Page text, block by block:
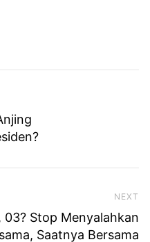
NEXT
03? Stop Menyalahkan
Saatnya Bersama